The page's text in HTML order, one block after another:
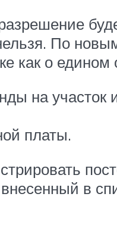
По
как о
на
платы.
в